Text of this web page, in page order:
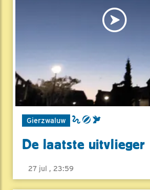
Gierzwaluw
De laatste uitvlieger
27 jul , 23:59